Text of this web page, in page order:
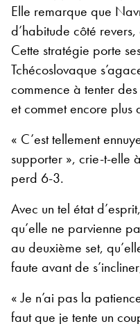
Elle remarque que
d’habitude côté
Cette stratégie porte
Tchécoslovaque
commence à tenter
et commet encore plus
« C’est tellement
supporter », crie-t-elle
perd 6-3.
Avec un tel état
qu’elle ne parvienne
au deuxième set,
faute avant de
« Je n’ai pas la
faut que je tente un